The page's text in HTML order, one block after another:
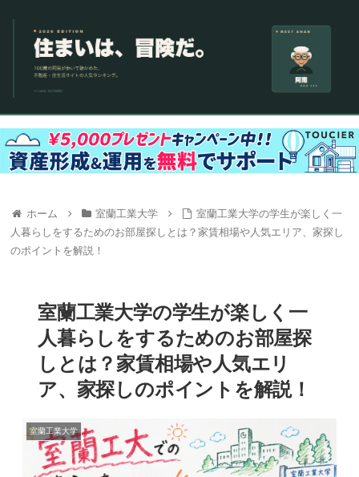
ホーム 室蘭工業大学
室蘭工業大学の学生が楽しく一
人暮らしをするためのお部屋探しとは？家賃相場や人気エリア、家探し
のポイントを解説！
室蘭工業大学の学生が楽しく一
人暮らしをするためのお部屋探
しとは？家賃相場や人気エリ
ア、家探しのポイントを解説！
室蘭工業大学